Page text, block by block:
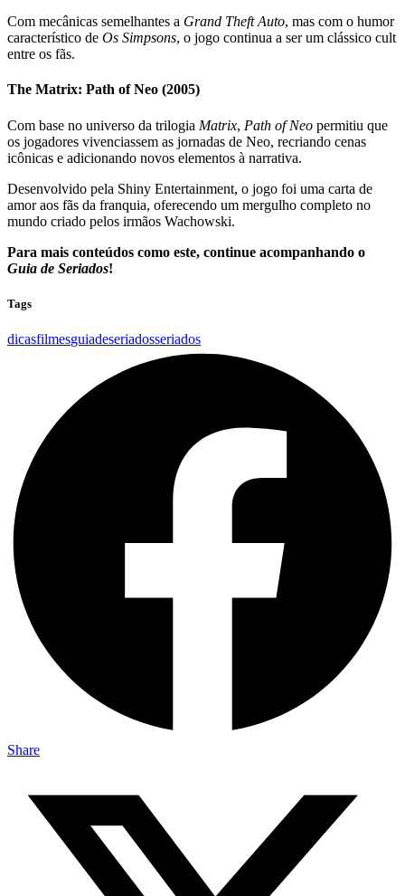
Com mecânicas semelhantes a Grand Theft Auto, mas com o humor
característico de Os Simpsons, o jogo continua a ser um clássico cult
entre os fãs.
The Matrix: Path of Neo (2005)
Com base no universo da trilogia Matrix, Path of Neo permitiu que
os jogadores vivenciassem as jornadas de Neo, recriando cenas
icônicas e adicionando novos elementos à narrativa.
Desenvolvido pela Shiny Entertainment, o jogo foi uma carta de
amor aos fãs da franquia, oferecendo um mergulho completo no
mundo criado pelos irmãos Wachowski.
Para mais conteúdos como este, continue acompanhando o
Guia de Seriados!
Tags
dicasfilmesguiadeseriadosseriados
Share